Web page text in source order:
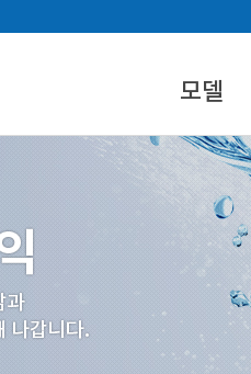
모델
에어워터 제품
에어워터 시스템 개요
제품규격별 제원